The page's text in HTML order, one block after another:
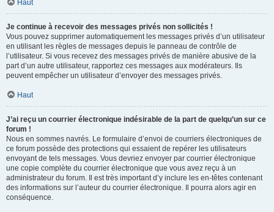
Haut
Je continue à recevoir des messages privés non sollicités !
Vous pouvez supprimer automatiquement les messages privés d’un utilisateur
en utilisant les règles de messages depuis le panneau de contrôle de
l’utilisateur. Si vous recevez des messages privés de manière abusive de la
part d’un autre utilisateur, rapportez ces messages aux modérateurs. Ils
peuvent empêcher un utilisateur d’envoyer des messages privés.
Haut
J’ai reçu un courrier électronique indésirable de la part de quelqu’un sur ce
forum !
Nous en sommes navrés. Le formulaire d’envoi de courriers électroniques de
ce forum possède des protections qui essaient de repérer les utilisateurs
envoyant de tels messages. Vous devriez envoyer par courrier électronique
une copie complète du courrier électronique que vous avez reçu à un
administrateur du forum. Il est très important d’y inclure les en-têtes contenant
des informations sur l’auteur du courrier électronique. Il pourra alors agir en
conséquence.